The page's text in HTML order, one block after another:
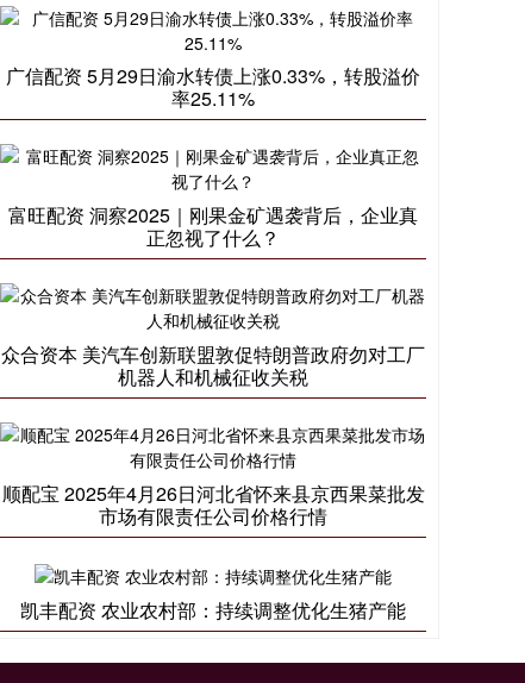
广信配资 5月29日渝水转债上涨0.33%，转股溢价
率25.11%
富旺配资 洞察2025｜刚果金矿遇袭背后，企业真
正忽视了什么？
众合资本 美汽车创新联盟敦促特朗普政府勿对工厂
机器人和机械征收关税
顺配宝 2025年4月26日河北省怀来县京西果菜批发
市场有限责任公司价格行情
凯丰配资 农业农村部：持续调整优化生猪产能